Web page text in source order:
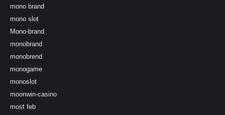
mono brand
mono slot
Mono-brand
monobrand
monobrend
monogame
monoslot
moonwin-casino
most feb